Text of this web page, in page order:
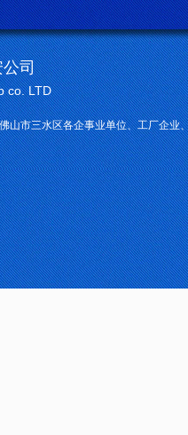
公司
co. LTD
山市三水区各企事业单位、工厂企